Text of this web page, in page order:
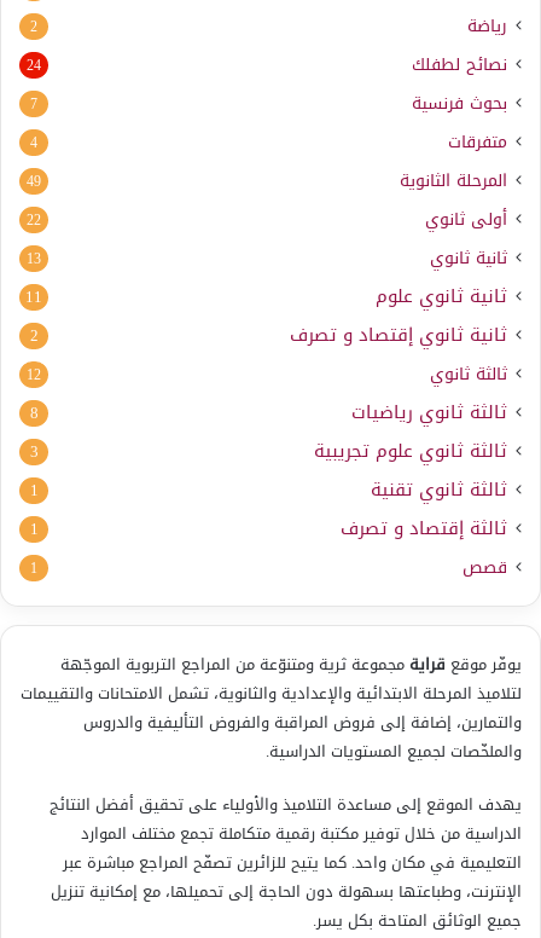
رياضة 2
نصائح لطفلك 24
بحوث فرنسية 7
متفرقات 4
المرحلة الثانوية 49
أولى ثانوي 22
ثانية ثانوي 13
ثانية ثانوي علوم 11
ثانية ثانوي إقتصاد و تصرف 2
ثالثة ثانوي 12
ثالثة ثانوي رياضيات 8
ثالثة ثانوي علوم تجريبية 3
ثالثة ثانوي تقنية 1
ثالثة إقتصاد و تصرف 1
قصص 1
يوفّر موقع قرايةمجموعة ثرية ومتنوّعة من المراجع التربوية الموجّهة
لتلاميذ المرحلة الابتدائية والإعدادية والثانوية، تشمل الامتحانات والتقييمات
والتمارين، إضافة إلى فروض المراقبة والفروض التأليفية والدروس
والملخّصات لجميع المستويات الدراسية.
يهدف الموقع إلى مساعدة التلاميذ والأولياء على تحقيق أفضل النتائج
الدراسية من خلال توفير مكتبة رقمية متكاملة تجمع مختلف الموارد
التعليمية في مكان واحد. كما يتيح للزائرين تصفّح المراجع مباشرة عبر
الإنترنت، وطباعتها بسهولة دون الحاجة إلى تحميلها، مع إمكانية تنزيل
جميع الوثائق المتاحة بكل يسر.